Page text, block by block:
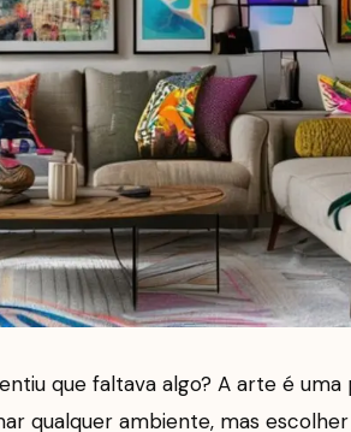
que faltava algo? A arte é uma
qualquer ambiente, mas